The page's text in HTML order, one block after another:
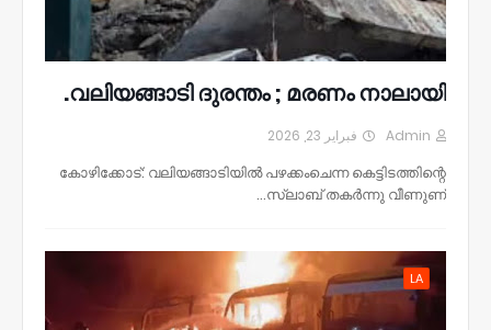
വലിയങ്ങാടി ദുരന്തം ; മരണം നാലായി.
Admin فبراير 23, 2026
കോഴിക്കോട്: വലിയങ്ങാടിയില്‍ പഴക്കംചെന്ന കെട്ടിടത്തിന്റെ
സ്ലാബ് തകര്‍ന്നു വീണുണ്…
LA